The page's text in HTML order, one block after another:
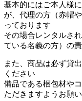
基本的にはご本人様
が、代理の方（赤帽
っております
その場合レンタルさ
ている名義の方）の
また、商品は必ず貸
ください
備品である梱包材や
ただきますようお願